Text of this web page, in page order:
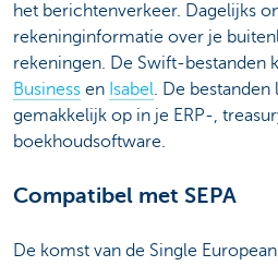
het berichtenverkeer. Dagelijks
rekeninginformatie over je
rekeningen. De Swift-bestanden
Business en Isabel. De
gemakkelijk op in je ERP-,
boekhoudsoftware.
Compatibel met SEPA
De komst van de Single